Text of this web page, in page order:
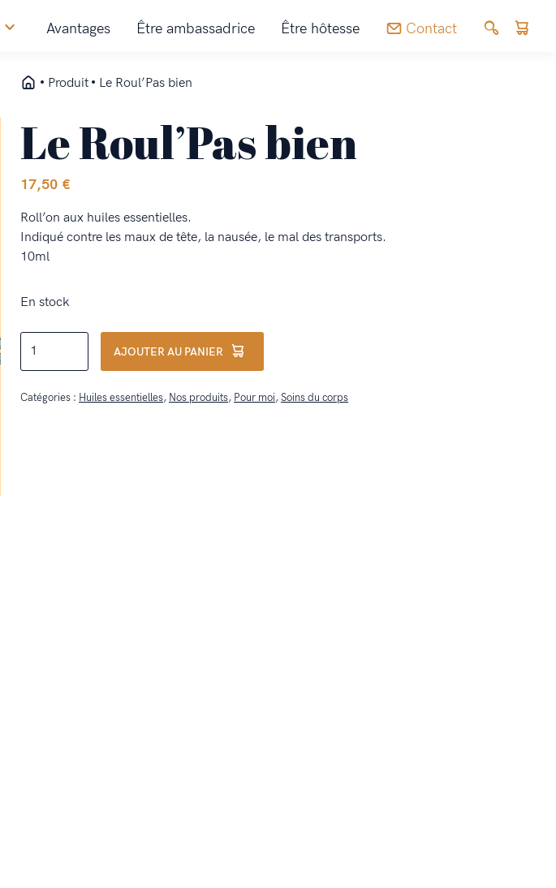
Avantages Être ambassadrice Être hôtesse Contact
Produit Le Roul’Pas bien
Le Roul’Pas bien
17,50 €
Roll’on aux huiles essentielles.
Indiqué contre les maux de tête, la nausée, le mal des transports.
10ml
En stock
quantité
Roul'Pas
AJOUTER AU PANIER
Catégories : Huiles essentielles, Nos produits, Pour moi,Soins du corps